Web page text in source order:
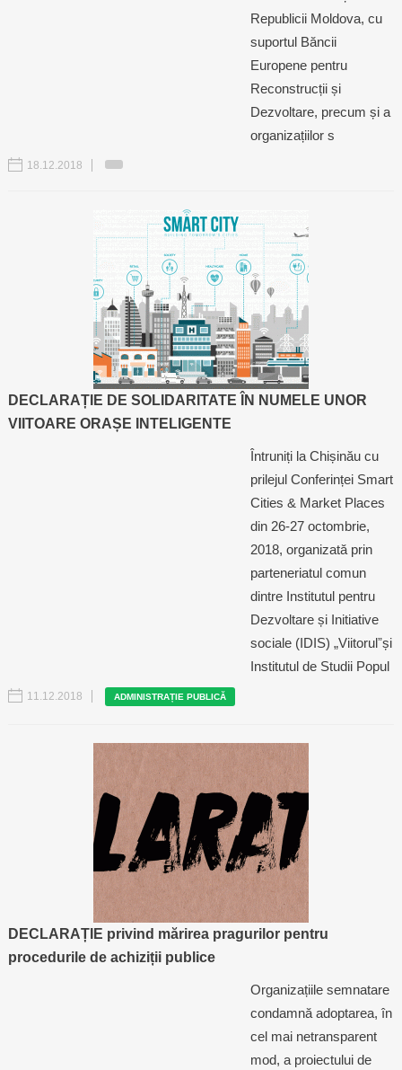
Republicii Moldova, cu
suportul Băncii
Europene pentru
Reconstrucții și
Dezvoltare, precum și a
organizațiilor s
18.12.2018
DECLARAȚIE DE SOLIDARITATE ÎN NUMELE UNOR
VIITOARE ORAȘE INTELIGENTE
Întruniți la Chișinău cu
prilejul Conferinței Smart
Cities & Market Places
din 26-27 octombrie,
2018, organizată prin
parteneriatul comun
dintre Institutul pentru
Dezvoltare și Initiative
sociale (IDIS) „Viitorulˮși
Institutul de Studii Popul
11.12.2018 ADMINISTRAȚIE PUBLICĂ
DECLARAȚIE privind mărirea pragurilor pentru
procedurile de achiziții publice
Organizațiile semnatare
condamnă adoptarea, în
cel mai netransparent
mod, a proiectului de